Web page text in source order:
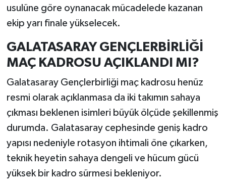
usulüne göre oynanacak mücadelede kazanan
ekip yarı finale yükselecek.
GALATASARAY GENÇLERBİRLİĞİ
MAÇ KADROSU AÇIKLANDI MI?
Galatasaray Gençlerbirliği maç kadrosu henüz
resmi olarak açıklanmasa da iki takımın sahaya
çıkması beklenen isimleri büyük ölçüde şekillenmiş
durumda. Galatasaray cephesinde geniş kadro
yapısı nedeniyle rotasyon ihtimali öne çıkarken,
teknik heyetin sahaya dengeli ve hücum gücü
yüksek bir kadro sürmesi bekleniyor.